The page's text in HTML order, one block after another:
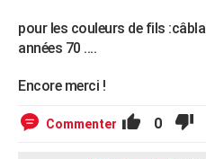
pour les couleurs de fils
années 70 ....
Encore merci !
Commenter 0